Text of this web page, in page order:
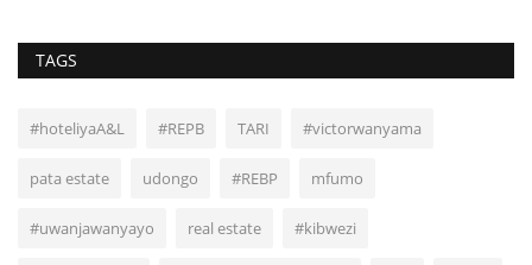
TAGS
#hoteliyaA&L #REPB TARI #victorwanyama
pata estate udongo #REBP mfumo
#uwanjawanyayo real estate #kibwezi